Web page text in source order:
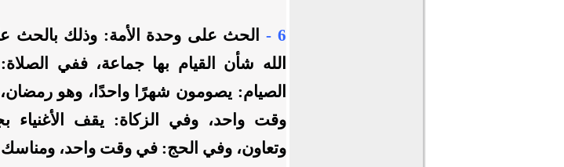
6 -
الحث على وحدة الأمة: وذلك بالحث
الله شأن القيام بها جماعة، ففي
الصيام: يصومون شهرًا واحدًا، وهو
وقت واحد، وفي الزكاة: يقف الأغنياء
وتعاون، وفي الحج: في وقت واحد،